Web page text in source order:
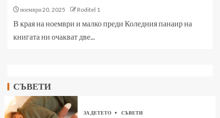
ноември 20, 2025 Roditel 1
В края на ноември и малко преди Коледния панаир на
книгата ни очакват две...
СЪВЕТИ
ЗА ДЕТЕТО СЪВЕТИ